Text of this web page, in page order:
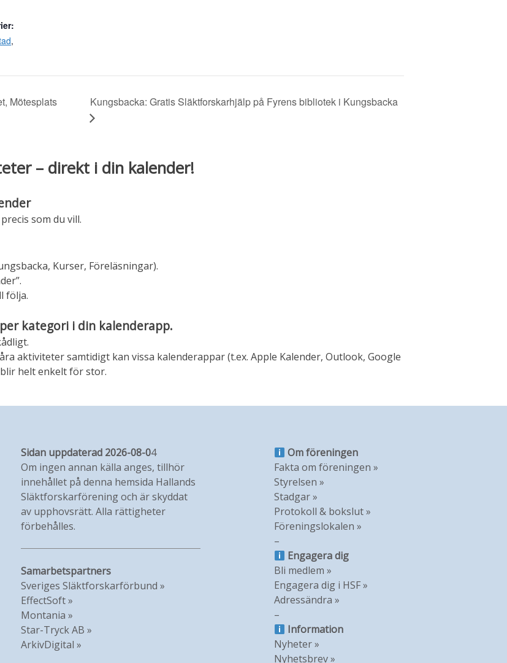
,
Mötesplats
Kungsbacka: Gratis Släktforskarhjälp på Fyrens bibliotek i Kungsbacka
– direkt i din kalender!
som du vill.
Kurser, Föreläsningar).
följa.
kategori i din kalenderapp.
aktiviteter samtidigt kan vissa kalenderappar (t.ex. Apple Kalender, Outlook, Google
helt enkelt för stor.
Sidan uppdaterad 2026-08-04
Om ingen annan källa anges, tillhör
innehållet på denna hemsida Hallands
Släktforskarförening och är skyddat
av upphovsrätt. Alla rättigheter
förbehålles.
Samarbetspartners
Sveriges Släktforskarförbund »
EffectSoft »
Montania »
Star-Tryck AB »
ArkivDigital »
Om föreningen
Fakta om föreningen »
Styrelsen »
Stadgar »
Protokoll & bokslut »
Föreningslokalen »
–
Engagera dig
Bli medlem »
Engagera dig i HSF »
Adressändra »
–
Information
Nyheter »
Nyhetsbrev »